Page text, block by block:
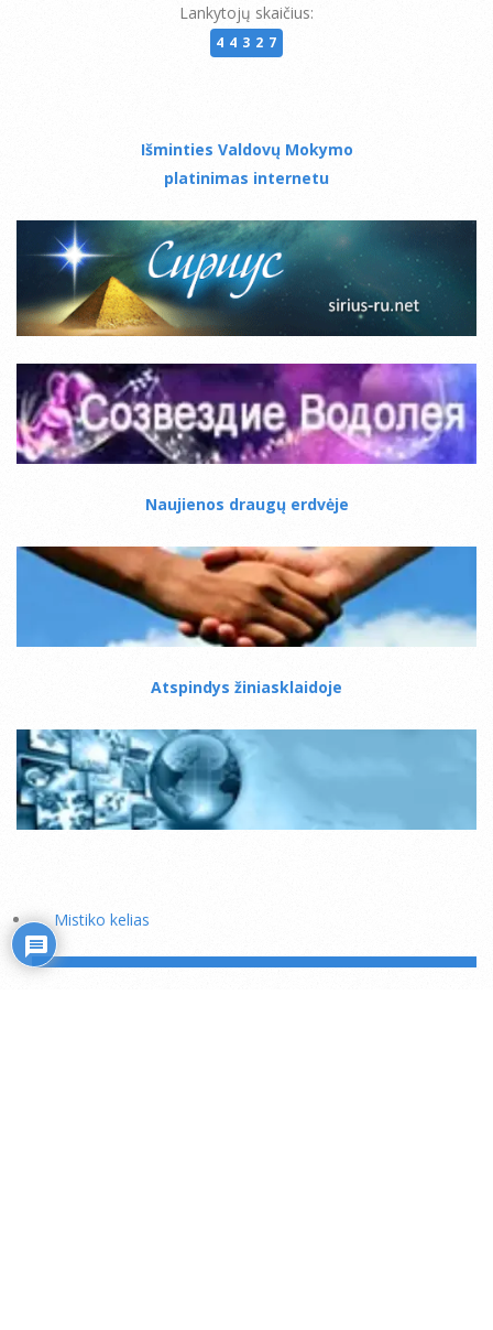
Lankytojų skaičius:
44327
Išminties Valdovų Mokymo
platinimas internetu
Naujienos draugų erdvėje
Atspindys žiniasklaidoje
Mistiko kelias